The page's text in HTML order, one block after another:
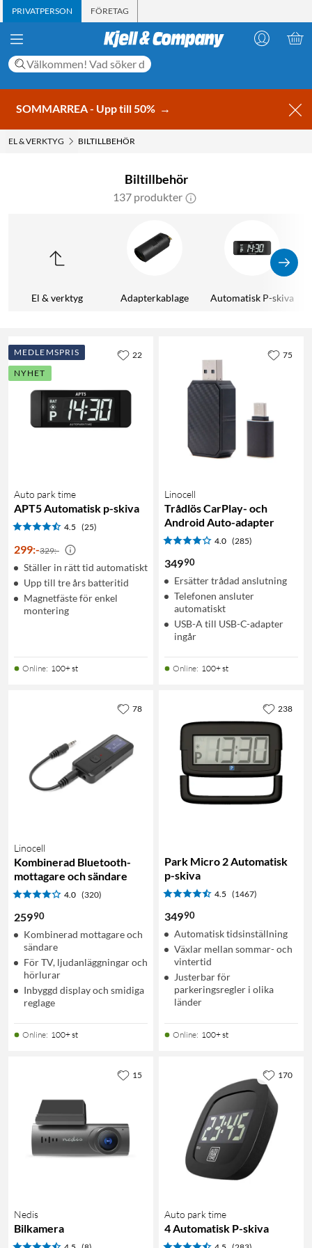
PRIVATPERSON FÖRETAG
SOMMARREA - Upp till 50% →
EL & VERKTYG BILTILLBEHÖR
Biltillbehör
137 produkter
El & verktyg Adapterkablage Automatisk P-skiva
MEDLEMSPRIS
NYHET
Auto park time
APT5 Automatisk p-skiva
4.5 (25)
299:-329:-
Ställer in rätt tid automatiskt
Upp till tre års batteritid
Magnetfäste för enkel
montering
Online: 100+ st
22
Linocell
Trådlös CarPlay- och
Android Auto-adapter
4.0 (285)
34990
Ersätter trådad anslutning
Telefonen ansluter
automatiskt
USB-A till USB-C-adapter
ingår
Online: 100+ st
75
Linocell
Kombinerad Bluetooth-
mottagare och sändare
4.0 (320)
25990
Kombinerad mottagare och
sändare
För TV, ljudanläggningar och
hörlurar
Inbyggd display och smidiga
reglage
Online: 100+ st
78
Park Micro 2 Automatisk
p-skiva
4.5 (1467)
34990
Automatisk tidsinställning
Växlar mellan sommar- och
vintertid
Justerbar för
parkeringsregler i olika
länder
Online: 100+ st
238
Nedis
Bilkamera
15
Auto park time
4 Automatisk P-skiva
170